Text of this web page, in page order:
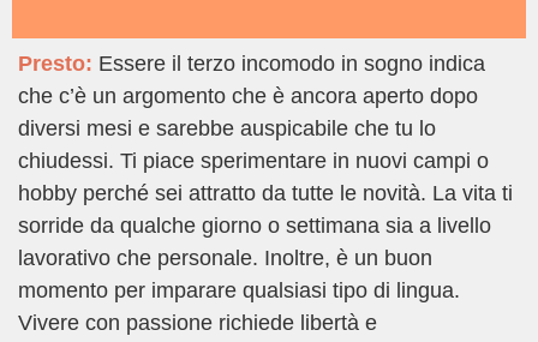
Presto: Essere il terzo incomodo in sogno indica
che c’è un argomento che è ancora aperto dopo
diversi mesi e sarebbe auspicabile che tu lo
chiudessi. Ti piace sperimentare in nuovi campi o
hobby perché sei attratto da tutte le novità. La vita ti
sorride da qualche giorno o settimana sia a livello
lavorativo che personale. Inoltre, è un buon
momento per imparare qualsiasi tipo di lingua.
Vivere con passione richiede libertà e